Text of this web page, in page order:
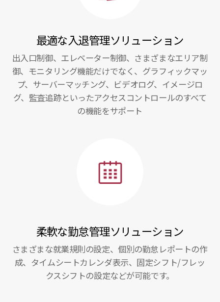
最適な入退管理ソリューション
出入口制御、エレベーター制御、さまざまなエリア制
御、モニタリング機能だけでなく、グラフィックマッ
プ、サーバーマッチング、ビデオログ、イメージロ
グ、監査追跡といったアクセスコントロールのすべて
の機能をサポート
柔軟な勤怠管理ソリューション
さまざまな就業規則の設定、個別の勤怠レポートの作
成、タイムシートカレンダ表示、固定シフト/フレッ
クスシフトの設定などが可能です。